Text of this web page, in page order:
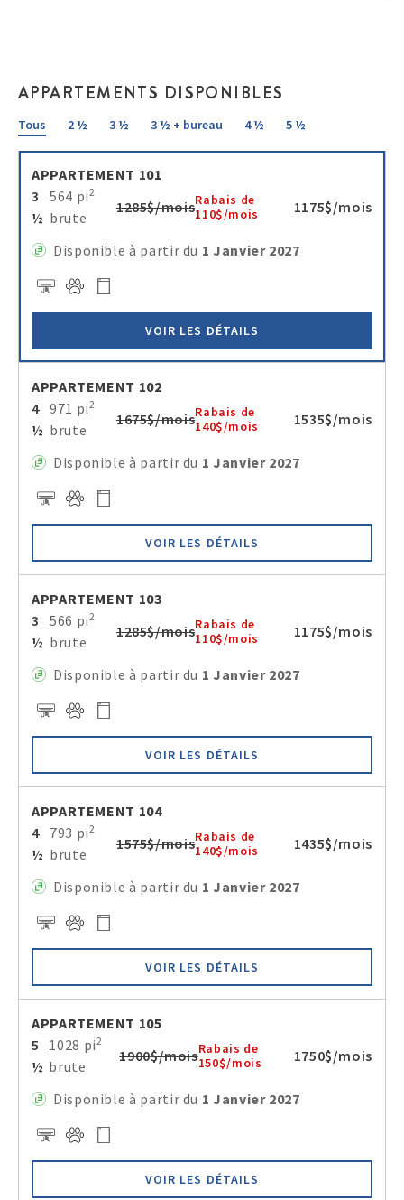
APPARTEMENTS DISPONIBLES
Tous 2 ½ 3 ½ 3 ½ + bureau 4 ½ 5 ½
APPARTEMENT 101
3
½
564 pi2
brute
1285$/moisRabais de
110$/mois
1175$/mois
Disponible à partir du 1 Janvier 2027
VOIR LES DÉTAILS
APPARTEMENT 102
4
½
971 pi2
brute
1675$/moisRabais de
140$/mois
1535$/mois
Disponible à partir du 1 Janvier 2027
VOIR LES DÉTAILS
APPARTEMENT 103
3
½
566 pi2
brute
1285$/moisRabais de
110$/mois
1175$/mois
Disponible à partir du 1 Janvier 2027
VOIR LES DÉTAILS
APPARTEMENT 104
4
½
793 pi2
brute
1575$/moisRabais de
140$/mois
1435$/mois
Disponible à partir du 1 Janvier 2027
VOIR LES DÉTAILS
APPARTEMENT 105
5
½
1028 pi2
brute
1900$/moisRabais de
150$/mois
1750$/mois
Disponible à partir du 1 Janvier 2027
VOIR LES DÉTAILS